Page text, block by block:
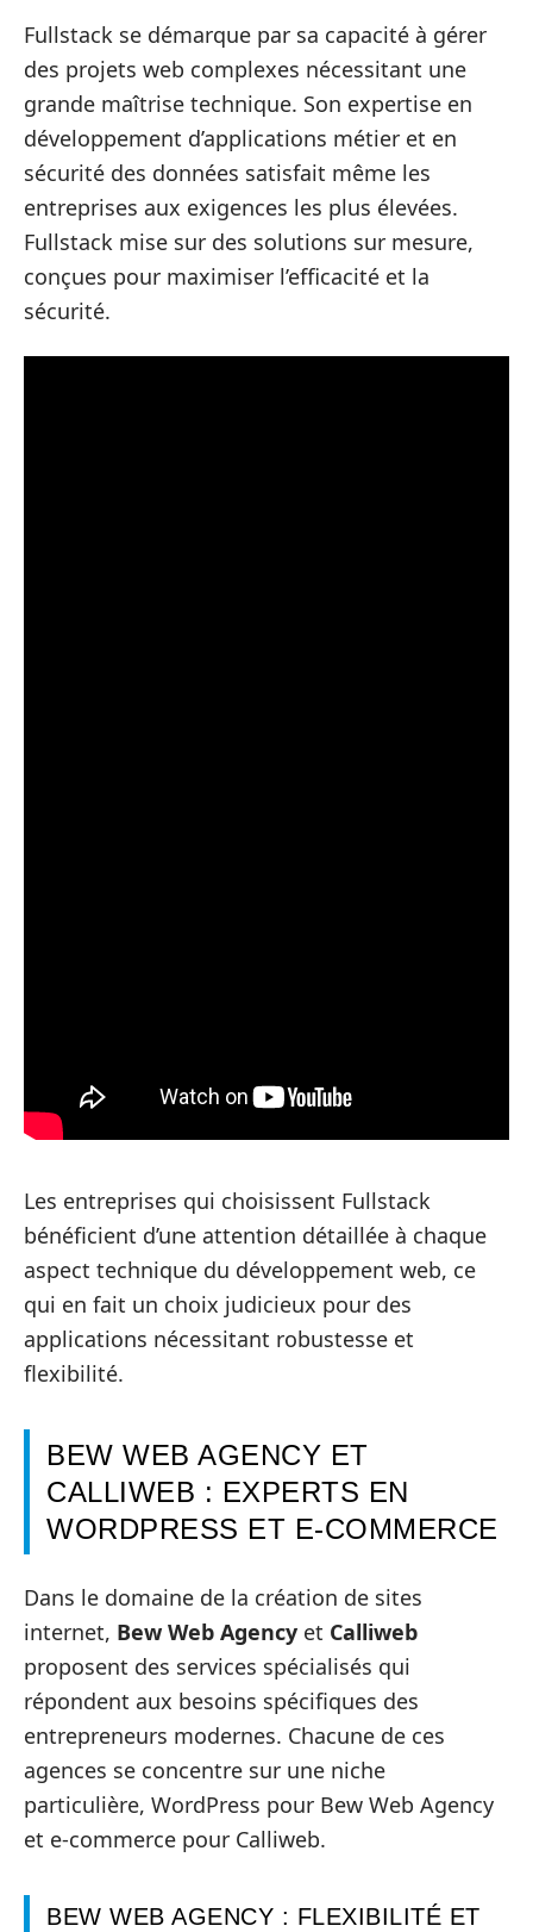
Fullstack se démarque par sa capacité à gérer
des projets web complexes nécessitant une
grande maîtrise technique. Son expertise en
développement d’applications métier et en
sécurité des données satisfait même les
entreprises aux exigences les plus élevées.
Fullstack mise sur des solutions sur mesure,
conçues pour maximiser l’efficacité et la
sécurité.
Les entreprises qui choisissent Fullstack
bénéficient d’une attention détaillée à chaque
aspect technique du développement web, ce
qui en fait un choix judicieux pour des
applications nécessitant robustesse et
flexibilité.
BEW WEB AGENCY ET
CALLIWEB : EXPERTS EN
WORDPRESS ET E-COMMERCE
Dans le domaine de la création de sites
internet, Bew Web Agency et Calliweb
proposent des services spécialisés qui
répondent aux besoins spécifiques des
entrepreneurs modernes. Chacune de ces
agences se concentre sur une niche
particulière, WordPress pour Bew Web Agency
et e-commerce pour Calliweb.
BEW WEB AGENCY : FLEXIBILITÉ ET